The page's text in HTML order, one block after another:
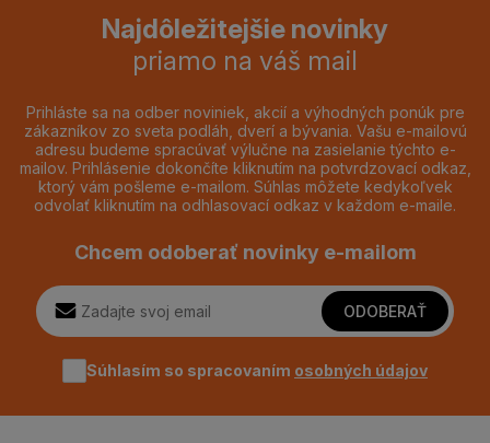
Najdôležitejšie novinky
priamo na váš mail
Prihláste sa na odber noviniek, akcií a výhodných ponúk pre
zákazníkov zo sveta podláh, dverí a bývania. Vašu e-mailovú
adresu budeme spracúvať výlučne na zasielanie týchto e-
mailov. Prihlásenie dokončíte kliknutím na potvrdzovací odkaz,
ktorý vám pošleme e-mailom. Súhlas môžete kedykoľvek
odvolať kliknutím na odhlasovací odkaz v každom e-maile.
Chcem odoberať novinky e-mailom
ODOBERAŤ
Súhlasím so spracovaním osobných údajov